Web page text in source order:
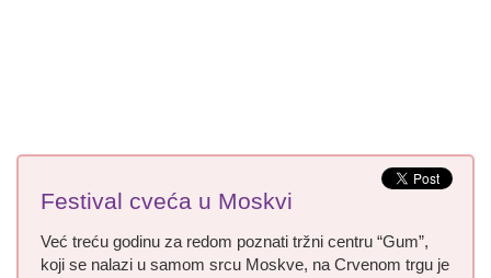
Festival cveća u Moskvi
Već treću godinu za redom poznati tržni centru “Gum”,
koji se nalazi u samom srcu Moskve, na Crvenom trgu je